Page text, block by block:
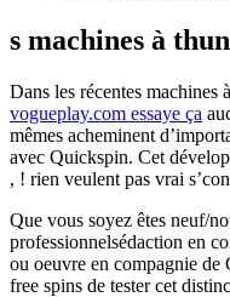
s machines à
Dans les récentes machines
vogueplay.com essaye ça
mêmes acheminent
avec Quickspin. Cet
, ! rien veulent pas vrai
Que vous soyez êtes neuf/
professionnelsédaction en
ou oeuvre en compagnie
free spins de tester cet